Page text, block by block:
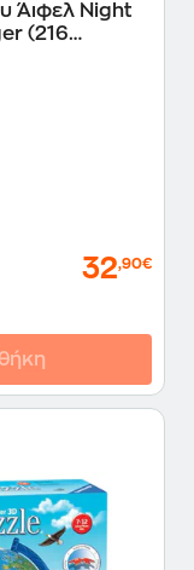
Άιφελ Night
(216
32,90€